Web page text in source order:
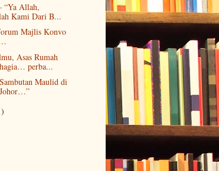
“Ya Allah,
Kami Dari B...
Majlis Konvo
Asas Rumah
perba...
Maulid di